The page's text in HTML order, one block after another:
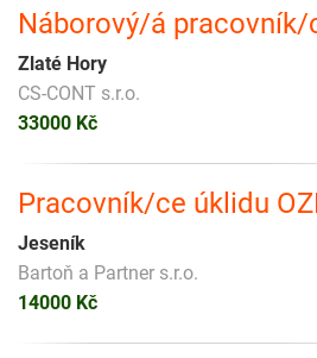
Náborový/á pracovník/
Zlaté Hory
CS-CONT s.r.o.
33000 Kč
Pracovník/ce úklidu
Jeseník
Bartoň a Partner s.r.o.
14000 Kč